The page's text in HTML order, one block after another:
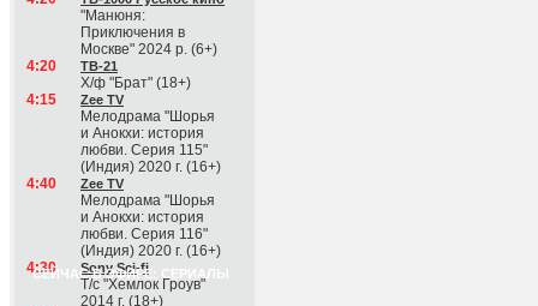
"Манюня:
Приключения в
Москве" 2024 р. (6+)
4:20
ТВ-21
Х/ф "Брат" (18+)
4:15
Zee TV
Мелодрама "Шорья
и Анокхи: история
любви. Серия 115"
(Индия) 2020 г. (16+)
4:40
Zee TV
Мелодрама "Шорья
и Анокхи: история
любви. Серия 116"
(Индия) 2020 г. (16+)
СЕЙЧАС В ЭФИРЕ: СЕРИАЛЫ
4:30 Sony Sci-fi
Т/с "Хемлок Гроув"
2014 г. (18+)